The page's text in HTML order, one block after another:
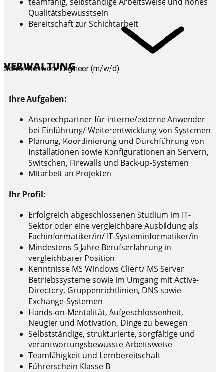
Qualitätsbewusstsein
Bereitschaft zur Schichtarbeit
VERWALTUNG
Senior Network Engineer (m/w/d)
Ihre Aufgaben:
Ansprechpartner für interne/externe Anwender
bei Einführung/ Weiterentwicklung von Systemen
Planung, Koordinierung und Durchführung von
Installationen sowie Konfigurationen an Servern,
Switschen, Firewalls und Back-up-Systemen
Mitarbeit an Projekten
Ihr Profil:
Erfolgreich abgeschlossenen Studium im IT-
Sektor oder eine vergleichbare Ausbildung als
Fachinformatiker/in/ IT-Systeminformatiker/in
Mindestens 5 Jahre Berufserfahrung in
vergleichbarer Position
Kenntnisse MS Windows Client/ MS Server
Betriebssysteme sowie im Umgang mit Active-
Directory, Gruppenrichtlinien, DNS sowie
Exchange-Systemen
Hands-on-Mentalität, Aufgeschlossenheit,
Neugier und Motivation, Dinge zu bewegen
Selbstständige, strukturierte, sorgfältige und
verantwortungsbewusste Arbeitsweise
Teamfähigkeit und Lernbereitschaft
Führerschein Klasse B